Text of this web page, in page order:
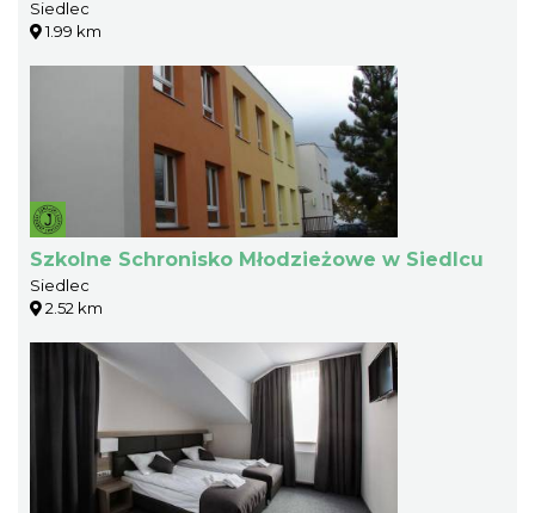
Siedlec
1.99 km
Szkolne Schronisko Młodzieżowe w Siedlcu
Siedlec
2.52 km